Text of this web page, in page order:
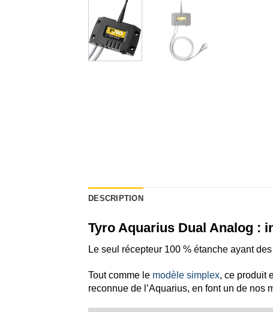
DESCRIPTION
Tyro Aquarius Dual Analog :
Le seul récepteur 100 % étanche ayant
Tout comme le modèle simplex, ce produit
reconnue de l’Aquarius, en font un de nos